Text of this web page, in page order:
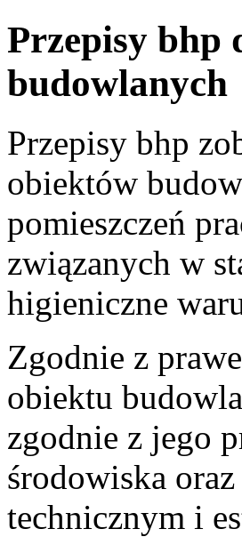
Przepisy bhp
budowlanych
Przepisy bhp
obiektów
pomieszczeń
związanych w
higieniczne
Zgodnie z
obiektu
zgodnie z jego
środowiska
technicznym i